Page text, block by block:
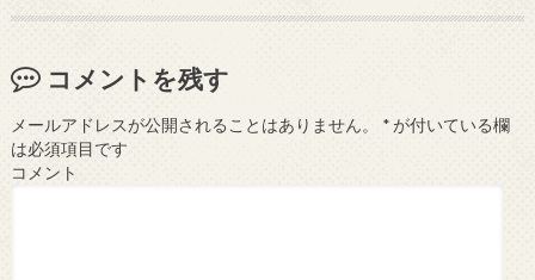
コメントを残す
メールアドレスが公開されることはありません。 *が付いている欄
は必須項目です
コメント